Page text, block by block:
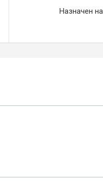
Назначен